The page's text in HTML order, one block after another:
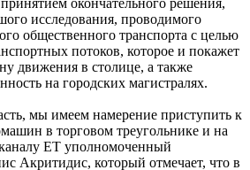
окончательного решения,
исследования, проводимого
общественного транспорта c целью
потоков, которое и покажет
движения в столице, а также
на городских магистралях.
мы имеем намерение приступить к
в торговом треугольнике и на
ЕТ уполномоченный
Акритидис, который отмечает, что в